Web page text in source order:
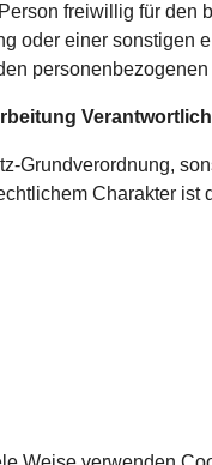
freiwillig für
oder einer sonstigen
Grundverordnung,
Charakter ist